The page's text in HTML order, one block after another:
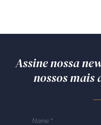
Assine nossa
nossos mais
Nome